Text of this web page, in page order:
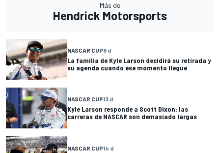
Más de
Hendrick Motorsports
NASCAR CUP8 d
La familia de Kyle Larson decidirá su retirada y
su agenda cuando ese momento llegue
NASCAR CUP13 d
Kyle Larson responde a Scott Dixon: las
carreras de NASCAR son demasiado largas
NASCAR CUP14 d